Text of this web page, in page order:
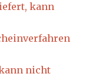
kann
nicht